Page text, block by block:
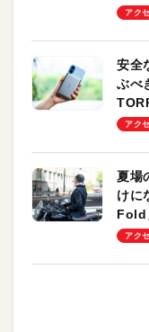
のモ
アク
安全
ぶべ
ーも
アク
夏場
けに
Fold
却プ
アク